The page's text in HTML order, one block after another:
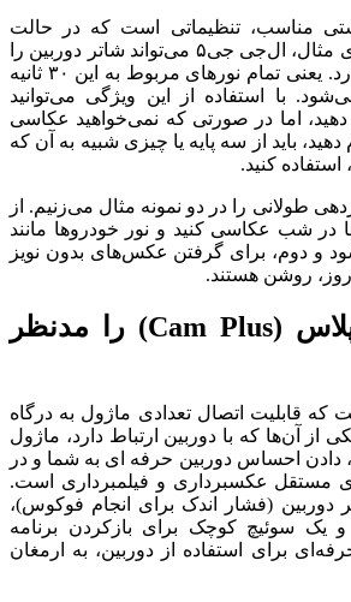
مناسب، تنظیماتی است که در حالت
خودکار وجود ندارد. برای مثال، ال‌جی جی‌۵ می‌تواند شاتر دوربین را
برای ۳۰ ثانیه باز نگه دارد. یعنی تمام نور‌های مربوط به این ۳۰ ثانیه
با استفاده از این ویژگی می‌توانید
دهید، اما در صورتی که نمی‌خواهید عکاسی
باید از سه پایه یا چیزی شبیه به آن که
کنید.
طولانی را در دو نمونه مثال می‌زنیم. از
در شب عکاسی کنید و نور خودرو‌ها مانند
و دوم، برای گرفتن عکس‌های بدون نویز
روز، روشن هستند.
۱۳- ماژول کم‌پلاس (Cam Plus) را مد‌نظر
است که قابلیت اتصال تعدادی ماژول به درگاه
از آن‌ها که با دوربین ارتباط دارد، ماژول
احساس دوربین حرفه ای به شما و در
مستقل عکسبرداری و فیلمبرداری است.
دوربین (فشار اندک برای انجام فوکوس)،
یک سوئیچ کوچک برای باز‌کردن برنامه
برای استفاده از دوربین، به ارمغان